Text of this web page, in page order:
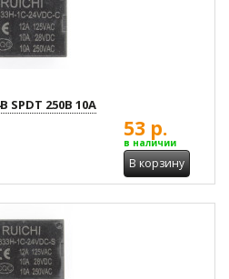
SPDT 250В 10А
53 р.
в наличии
В корзину